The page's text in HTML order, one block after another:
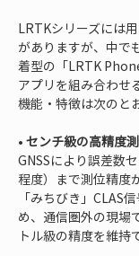
LRTKシリーズには
がありますが、中で
着型の「LRTK
アプリを組み合わせ
機能・特徴は次のと
• センチ級の高精度
GNSSにより誤差数
程度）まで測位精度
「みちびき」CLAS
め、通信圏外の現場